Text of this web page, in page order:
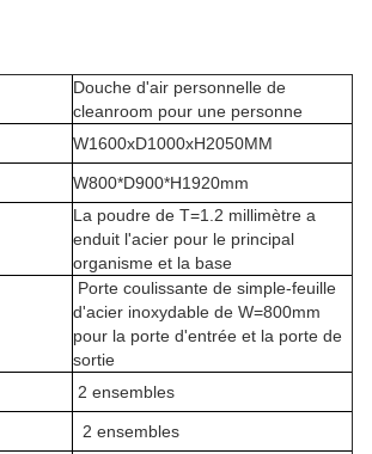
Douche d'air personnelle de
cleanroom pour une personne
W1600xD1000xH2050MM
W800*D900*H1920mm
La poudre de T=1.2 millimètre a
enduit l'acier pour le principal
organisme et la base
Porte coulissante de simple-feuille
d'acier inoxydable de W=800mm
pour la porte d'entrée et la porte de
sortie
2 ensembles
2 ensembles